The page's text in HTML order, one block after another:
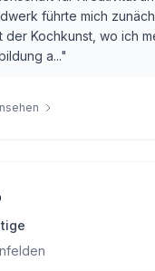
führte mich
der Kochkunst, wo ich
a..."